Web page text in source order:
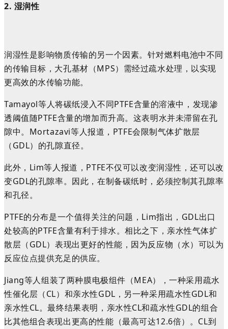
2. 湿润性
润湿性是影响物质传输的另一个因素。针对燃料电池中不同
的传输目标，大孔基材（MPS）需经过疏水处理，以实现
更高效的水传输功能。
Tamayol等人将碳纸浸入不同PTFE含量的溶液中，发现渗
透阈值随PTFE含量的增加而升高。这表明水并未滞留在孔
隙中。Mortazavi等人报道，PTFE会限制气体扩散层
（GDL）的孔隙直径。
此外，Lim等人报道，PTFE不仅可以改变润湿性，还可以改
变GDL的孔隙率。因此，在制备碳纸时，必须控制其孔隙率
和孔径。
PTFE的分布是一个值得关注的问题，Lim指出，GDL出口
处较高的PTFE含量有利于排水。相比之下，亲水性气体扩
散层（GDL）表现出更好的性能，因为反应物（水）可以为
反应位点提供充足的供应。
Jiang等人组装了两种膜电极组件（MEA），一种采用疏水
性催化层（CL）和亲水性GDL，另一种采用疏水性GDL和
亲水性CL。最终结果表明，亲水性CL和疏水性GDL的组合
比其他组合表现出更高的性能（最高可达12.6倍）。CL到